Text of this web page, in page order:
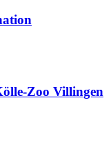
Zoo Villingen